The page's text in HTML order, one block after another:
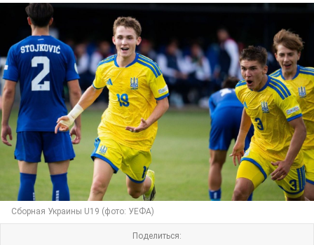
Сборная Украины U19 (фото: УЕФА)
Поделиться: